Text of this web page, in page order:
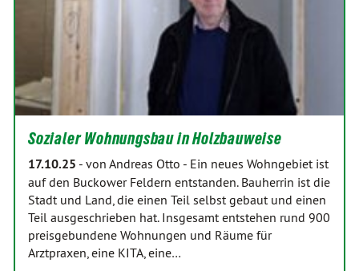
Sozialer Wohnungsbau in Holzbauweise
17.10.25 - von Andreas Otto - Ein neues Wohngebiet ist
auf den Buckower Feldern entstanden. Bauherrin ist die
Stadt und Land, die einen Teil selbst gebaut und einen
Teil ausgeschrieben hat. Insgesamt entstehen rund 900
preisgebundene Wohnungen und Räume für
Arztpraxen, eine KITA, eine…